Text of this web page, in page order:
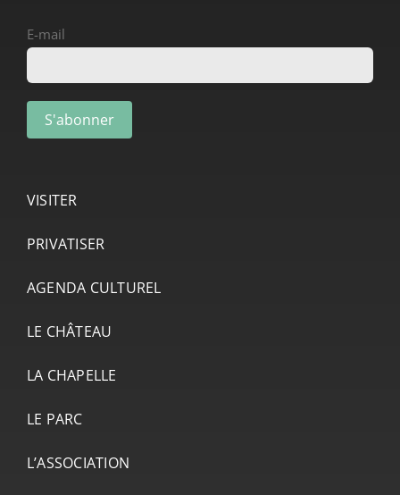
E-mail
VISITER
PRIVATISER
AGENDA CULTUREL
LE CHÂTEAU
LA CHAPELLE
LE PARC
L’ASSOCIATION